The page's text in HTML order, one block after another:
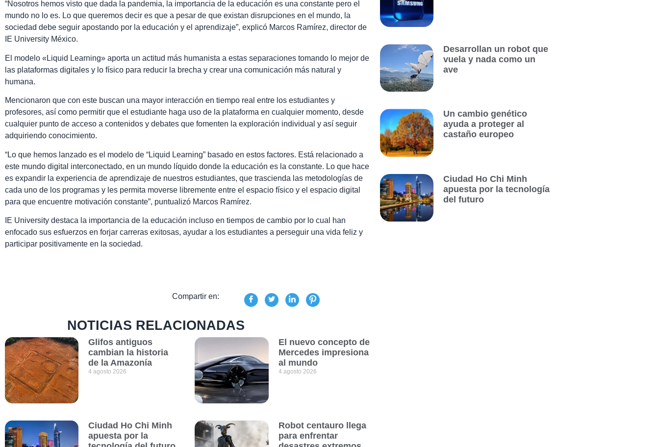
“Nosotros hemos visto que dada la pandemia, la importancia de la educación es una constante pero el
mundo no lo es. Lo que queremos decir es que a pesar de que existan disrupciones en el mundo, la
sociedad debe seguir apostando por la educación y el aprendizaje”, explicó Marcos Ramírez, director de
IE University México.
El modelo «Liquid Learning» aporta un actitud más humanista a estas separaciones tomando lo mejor de
las plataformas digitales y lo físico para reducir la brecha y crear una comunicación más natural y
humana.
Mencionaron que con este buscan una mayor interacción en tiempo real entre los estudiantes y
profesores, así como permitir que el estudiante haga uso de la plataforma en cualquier momento, desde
cualquier punto de acceso a contenidos y debates que fomenten la exploración individual y así seguir
adquiriendo conocimiento.
“Lo que hemos lanzado es el modelo de “Liquid Learning” basado en estos factores. Está relacionado a
este mundo digital interconectado, en un mundo líquido donde la educación es la constante. Lo que hace
es expandir la experiencia de aprendizaje de nuestros estudiantes, que trascienda las metodologías de
cada uno de los programas y les permita moverse libremente entre el espacio físico y el espacio digital
para que encuentre motivación constante”, puntualizó Marcos Ramírez.
IE University destaca la importancia de la educación incluso en tiempos de cambio por lo cual han
enfocado sus esfuerzos en forjar carreras exitosas, ayudar a los estudiantes a perseguir una vida feliz y
participar positivamente en la sociedad.
Compartir en:
NOTICIAS RELACIONADAS
Glifos antiguos
cambian la historia
de la Amazonía
4 agosto 2026
El nuevo concepto de
Mercedes impresiona
al mundo
4 agosto 2026
Ciudad Ho Chi Minh
apuesta por la
Robot centauro llega
para enfrentar
Desarrollan un robot que
vuela y nada como un
ave
Un cambio genético
ayuda a proteger al
castaño europeo
Ciudad Ho Chi Minh
apuesta por la tecnología
del futuro